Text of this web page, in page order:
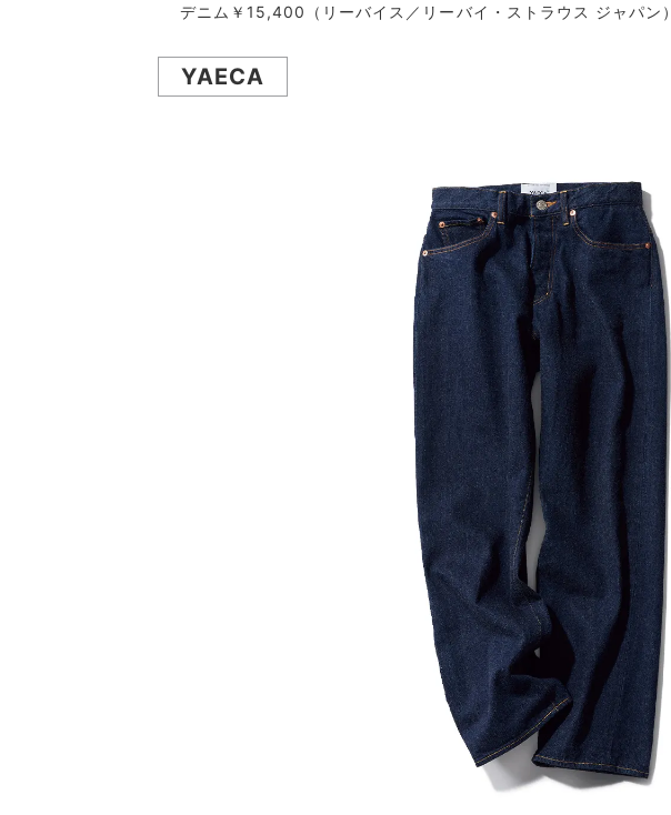
デニム￥15,400（リーバイス／リーバイ・ストラウス ジャパン）
YAECA